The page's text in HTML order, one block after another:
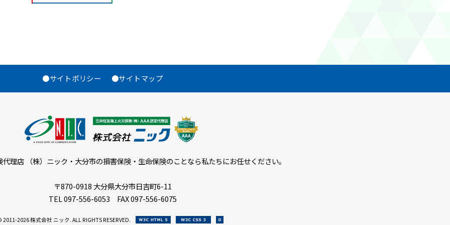
●サイトポリシー ●サイトマップ
理店 （株）ニック・大分市の損害保険・生命保険のことなら私たちにお任せください。
〒870-0918 大分県大分市日吉町6-11
TEL 097-556-6053 FAX 097-556-6075
2011-2026 株式会社 ニック. ALL RIGHTS RESERVED.